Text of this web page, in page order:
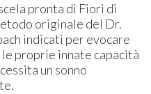
pronta di Fiori di
originale del Dr.
indicati per evocare
proprie innate capacità
un sonno